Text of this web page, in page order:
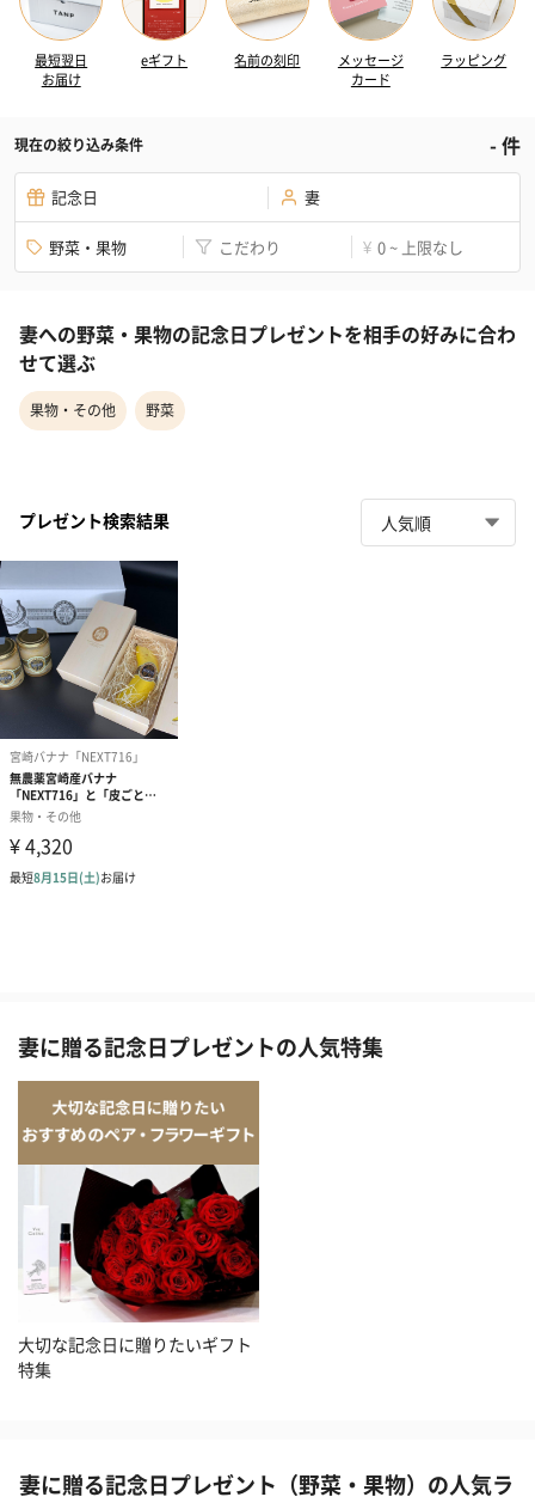
最短翌日
お届け
eギフト 名前の刻印
メッセージ
カード
ラッピング
現在の絞り込み条件 -件
記念日 妻
野菜・果物 こだわり ¥ 0 ~ 上限なし
妻への野菜・果物の記念日プレゼントを相手の好みに合わ
せて選ぶ
果物・その他 野菜
プレゼント検索結果
妻に贈る記念日プレゼントの人気特集
大切な記念日に贈りたいギフト
特集
妻に贈る記念日プレゼント（野菜・果物）の人気ラ